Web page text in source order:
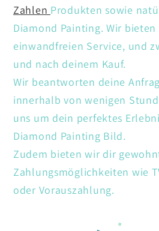
Zahlen Produkten sowie
Diamond Painting. Wir
einwandfreien Service, und
und nach deinem Kauf.
Wir beantworten deine
innerhalb von wenigen
uns um dein perfektes
Diamond Painting Bild.
Zudem bieten wir dir
Zahlungsmöglichkeiten wie
oder Vorauszahlung.